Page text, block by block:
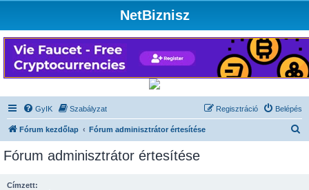
NetBiznisz
GyIK Szabályzat Belépés
Regisztráció
Fórum kezdőlap Fórum adminisztrátor értesítése
Fórum adminisztrátor értesítése
Címzett: